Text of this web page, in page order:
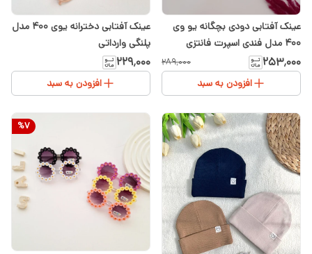
عینک آفتابی دودی بچگانه یو وی
۴۰۰ مدل فندی اسپرت فانتزی
۲۵۳٬۰۰۰ ۲۸۹٬۰۰۰
افزودن به سبد
عینک آفتابی دخترانه یوی ۴۰۰ مدل
پلنگی وارداتی
۲۲۹٬۰۰۰
افزودن به سبد
%7